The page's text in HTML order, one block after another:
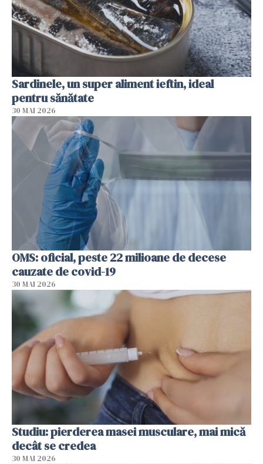
Sardinele, un super aliment ieftin, ideal
pentru sănătate
30 MAI 2026
OMS: oficial, peste 22 milioane de decese
cauzate de covid-19
30 MAI 2026
Studiu: pierderea masei musculare, mai mică
decât se credea
30 MAI 2026